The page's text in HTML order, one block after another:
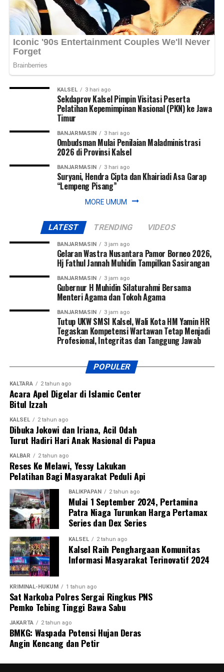
adanya tindak kejahatan di lingkungan sekitar. (Ujg/SB)
Views: 29
Bagikan ke
Messenger 0 Twitter/X
Tengah,” ujarnya. (Ujg/SB)
Views: 38
Bagikan ke
Messenger 0 Twitter/X
KALSEL 3 hari ago
Sekdaprov Kalsel Pimpin Visitasi Peserta
Pelatihan Kepemimpinan Nasional (PKN) ke Jawa
Timur
BANJARMASIN 3 hari ago
Ombudsman Mulai Penilaian Maladministrasi
2026 di Provinsi Kalsel
BANJARMASIN 3 hari ago
Suryani, Hendra Cipta dan Khairiadi Asa Garap
“Lempeng Pisang”
MORE UMUM
LATEST TRENDING VIDEOS
BANJARMASIN 3 jam ago
Gelaran Wastra Nusantara Pamor Borneo 2026,
Hj Fathul Jannah Muhidin Tampilkan Sasirangan
BANJARMASIN 3 jam ago
Gubernur H Muhidin Silaturahmi Bersama
Menteri Agama dan Tokoh Agama
BANJARMASIN 3 jam ago
Tutup UKW SMSI Kalsel, Wali Kota HM Yamin HR
Tegaskan Kompetensi Wartawan Tetap Menjadi
Profesional, Integritas dan Tanggung Jawab
POPULER
KALTARA 2 tahun ago
Acara Apel Digelar di Islamic Center
Bitul Izzah
KALSEL 2 tahun ago
Dibuka Jokowi dan Iriana, Acil Odah
Turut Hadiri Hari Anak Nasional di Papua
KALBAR 2 tahun ago
Reses Ke Melawi, Yessy Lakukan
Pelatihan Bagi Masyarakat Peduli Api
BALIKPAPAN 2 tahun ago
Mulai 1 September 2024, Pertamina
Patra Niaga Turunkan Harga Pertamax
Series dan Dex Series
KALSEL 2 tahun ago
Kalsel Raih Penghargaan Komunitas
Informasi Masyarakat Terinovatif 2024
KRIMINAL-HUKUM 1 tahun ago
Sat Narkoba Polres Sergai Ringkus PNS
Pemko Tebing Tinggi Bawa Sabu
JAKARTA 2 tahun ago
BMKG: Waspada Potensi Hujan Deras
Angin Kencang dan Petir